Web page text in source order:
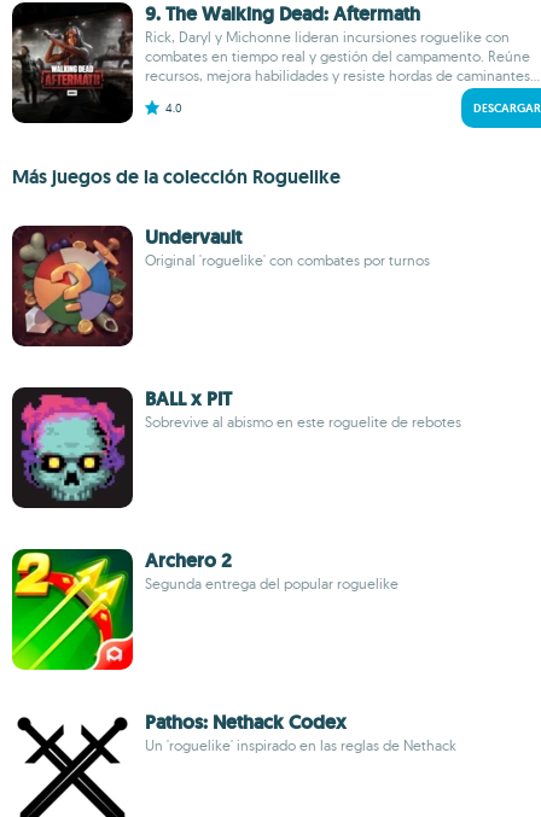
9. The Walking Dead: Aftermath
Rick, Daryl y Michonne lideran incursiones roguelike con
combates en tiempo real y gestión del campamento. Reúne
recursos, mejora habilidades y resiste hordas de caminantes...
4.0 DESCARGAR
Más juegos de la colección Roguelike
Undervault
Original 'roguelike' con combates por turnos
BALL x PIT
Sobrevive al abismo en este roguelite de rebotes
Archero 2
Segunda entrega del popular roguelike
Pathos: Nethack Codex
Un 'roguelike' inspirado en las reglas de Nethack